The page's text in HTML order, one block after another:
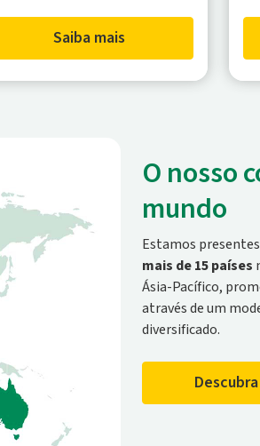
Saiba mais
O nosso
mundo
Estamos
mais de 15 países
Ásia-Pacífico,
através de um
diversificado.